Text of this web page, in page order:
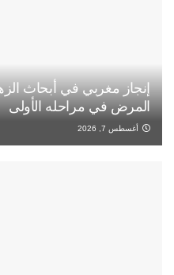
إنجاز مغربي في أبحاث
المرض في مراحله الأولى
أغسطس 7, 2026